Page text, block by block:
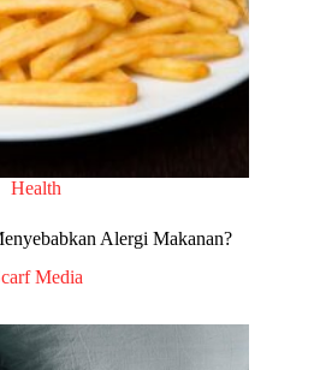
Health
Alergi Makanan?
Media